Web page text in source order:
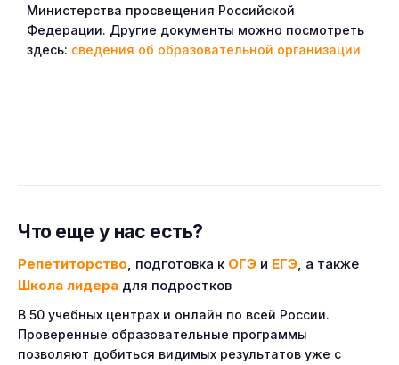
Министерства просвещения Российской
Федерации. Другие документы можно посмотреть
здесь: сведения об образовательной организации
Что еще у нас есть?
Репетиторство, подготовка к ОГЭ и ЕГЭ, а также
Школа лидера для подростков
В 50 учебных центрах и онлайн по всей России.
Проверенные образовательные программы
позволяют добиться видимых результатов уже с